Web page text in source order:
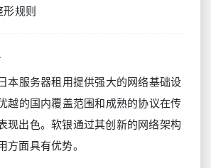
规则
本服务器租用提供强大的网络基础设
越的国内覆盖范围和成熟的协议在传
现出色。软银通过其创新的网络架构
方面具有优势。